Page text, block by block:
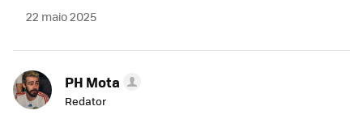
22 maio 2025
PH Mota
Redator